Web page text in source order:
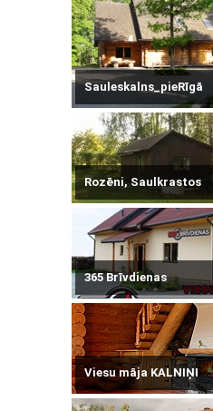
Sauleskalns_pieRīgā
Rozēni, Saulkrastos
365 Brīvdienas
Viesu māja KALNIŅI